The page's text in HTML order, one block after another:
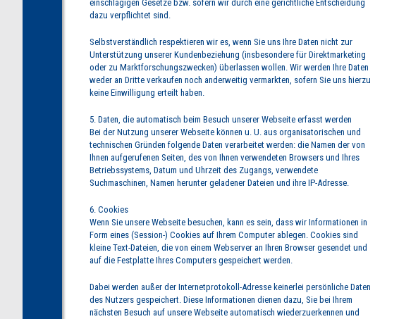
einschlägigen Gesetze bzw. sofern wir durch eine gerichtliche Entscheidung
dazu verpflichtet sind.
Selbstverständlich respektieren wir es, wenn Sie uns Ihre Daten nicht zur
Unterstützung unserer Kundenbeziehung (insbesondere für Direktmarketing
oder zu Marktforschungszwecken) überlassen wollen. Wir werden Ihre Daten
weder an Dritte verkaufen noch anderweitig vermarkten, sofern Sie uns hierzu
keine Einwilligung erteilt haben.
5. Daten, die automatisch beim Besuch unserer Webseite erfasst werden
Bei der Nutzung unserer Webseite können u. U. aus organisatorischen und
technischen Gründen folgende Daten verarbeitet werden: die Namen der von
Ihnen aufgerufenen Seiten, des von Ihnen verwendeten Browsers und Ihres
Betriebssystems, Datum und Uhrzeit des Zugangs, verwendete
Suchmaschinen, Namen herunter geladener Dateien und ihre IP-Adresse.
6. Cookies
Wenn Sie unsere Webseite besuchen, kann es sein, dass wir Informationen in
Form eines (Session-) Cookies auf Ihrem Computer ablegen. Cookies sind
kleine Text-Dateien, die von einem Webserver an Ihren Browser gesendet und
auf die Festplatte Ihres Computers gespeichert werden.
Dabei werden außer der Internetprotokoll-Adresse keinerlei persönliche Daten
des Nutzers gespeichert. Diese Informationen dienen dazu, Sie bei Ihrem
nächsten Besuch auf unsere Webseite automatisch wiederzuerkennen und